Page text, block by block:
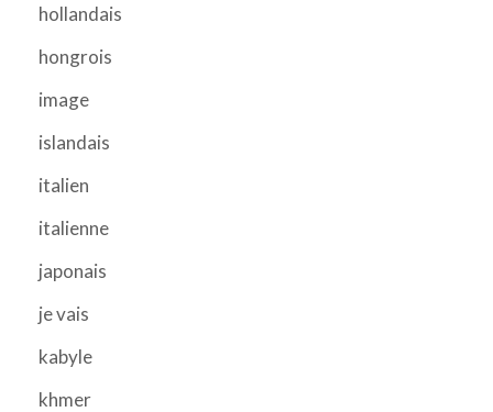
hollandais
hongrois
image
islandais
italien
italienne
japonais
je vais
kabyle
khmer